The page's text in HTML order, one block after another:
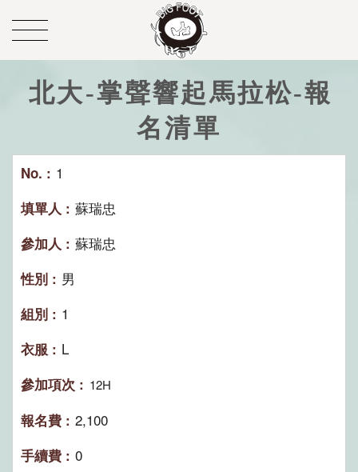
北大-掌聲響起馬拉松-報
名清單
1
蘇瑞忠
蘇瑞忠
男
1
L
12H
2,100
0